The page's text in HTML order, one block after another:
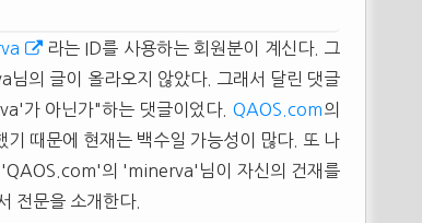
라는 ID를 사용하는 회원분이 계신다. 그
님의 글이 올라오지 않았다. 그래서 달린 댓글
가 아닌가"하는 댓글이었다. QAOS.com의
때문에 현재는 백수일 가능성이 많다. 또 나
'QAOS.com'의 'minerva'님이 자신의 건재를
전문을 소개한다.